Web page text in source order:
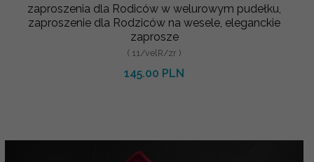
zaproszenia dla Rodiców w welurowym pudełku,
zaproszenie dla Rodziców na wesele, eleganckie
zaprosze
( 11/velR/zr )
145.00 PLN